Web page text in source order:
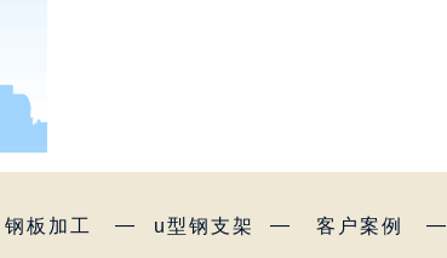
钢板加工 — u型钢支架 — 客户案例 —